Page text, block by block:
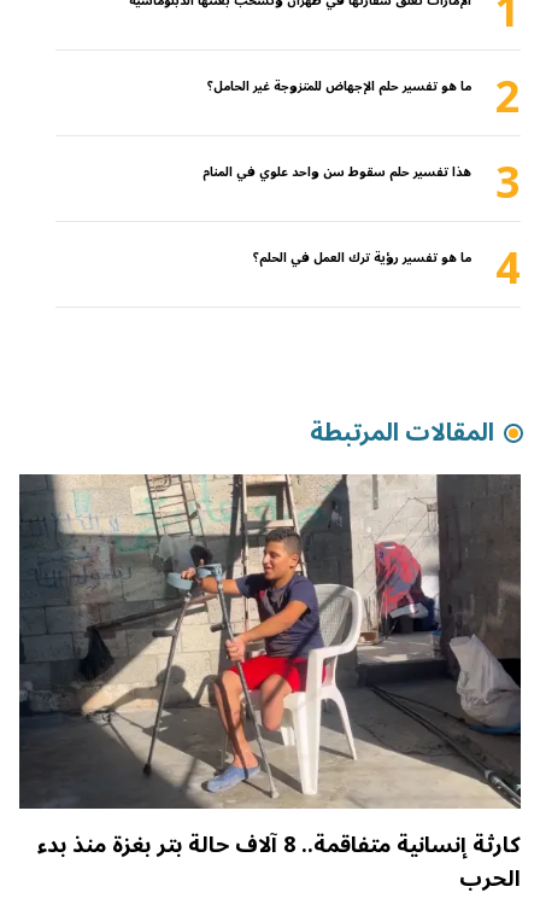
2 ما هو تفسير حلم الإجهاض للمتزوجة غير الحامل؟
3 هذا تفسير حلم سقوط سن واحد علوي في المنام
4 ما هو تفسير رؤية ترك العمل في الحلم؟
المقالات المرتبطة
كارثة إنسانية متفاقمة.. 8 آلاف حالة بتر بغزة منذ بدء
الحرب